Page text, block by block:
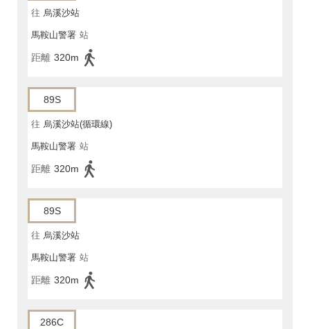
往 烏溪沙站
馬鞍山警署 站
距離 320m
89S
往 烏溪沙站(循環線)
馬鞍山警署 站
距離 320m
89S
往 烏溪沙站
馬鞍山警署 站
距離 320m
286C